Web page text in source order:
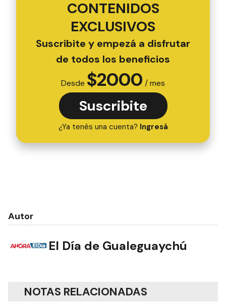
CONTENIDOS
EXCLUSIVOS
Suscribite y empezá a disfrutar
de todos los beneficios
Desde $2000 / mes
Suscribite
¿Ya tenés una cuenta? Ingresá
Autor
El Día de Gualeguaychú
NOTAS RELACIONADAS